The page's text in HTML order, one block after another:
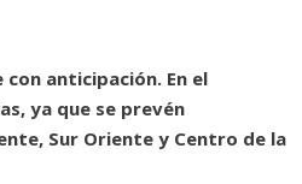
anticipación. En el
ya que se prevén
Sur Oriente y Centro de la